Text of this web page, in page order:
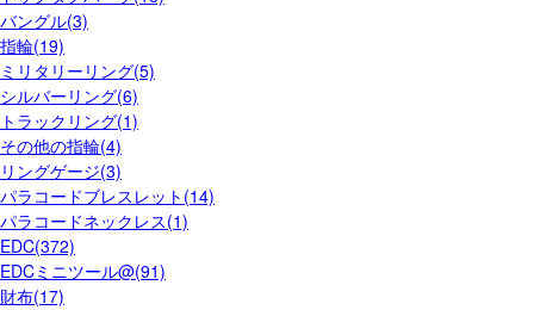
バングル(3)
指輪(19)
ミリタリーリング(5)
シルバーリング(6)
トラックリング(1)
その他の指輪(4)
リングゲージ(3)
パラコードブレスレット(14)
パラコードネックレス(1)
EDC(372)
EDCミニツール@(91)
財布(17)